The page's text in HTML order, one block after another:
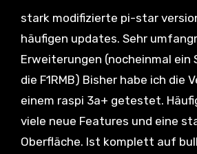
stark modifizierte pi-star
häufigen updates. Sehr
Erweiterungen (nocheinmal ein
die F1RMB) Bisher habe ich die
einem raspi 3a+ getestet.
viele neue Features und eine
Oberfläche. Ist komplett auf